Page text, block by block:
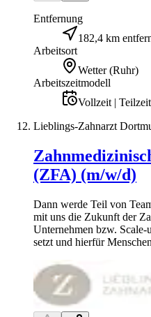
Entfernung
182,4 km
Arbeitsort
Wetter (Ruhr)
Arbeitszeitmodell
Vollzeit | Teilzeit
Lieblings-Zahnarzt
(ZFA) (m/w/d)
Dann werde Teil von
mit uns die Zukunft der
Unternehmen bzw. Scale-
setzt und hierfür